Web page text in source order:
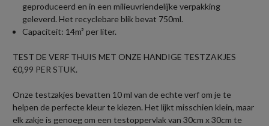
geproduceerd en in een milieuvriendelijke verpakking
geleverd. Het recyclebare blik bevat 750ml.
Capaciteit: 14m² per liter.
TEST DE VERF THUIS MET ONZE HANDIGE TESTZAKJES
€0,99 PER STUK.
Onze testzakjes bevatten 10 ml van de echte verf om je te
helpen de perfecte kleur te kiezen. Het lijkt misschien klein, maar
elk zakje is genoeg om een testoppervlak van 30cm x 30cm te